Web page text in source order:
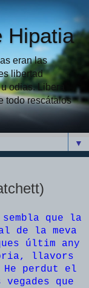
Hipatia
eran las
libertad
odias. Libera
todo rescátalos
▼
que la
de la meva
últim any
llavors
perdut el
que